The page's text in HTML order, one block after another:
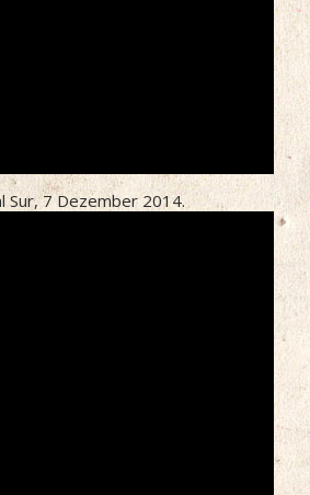
Sur, 7 Dezember 2014.